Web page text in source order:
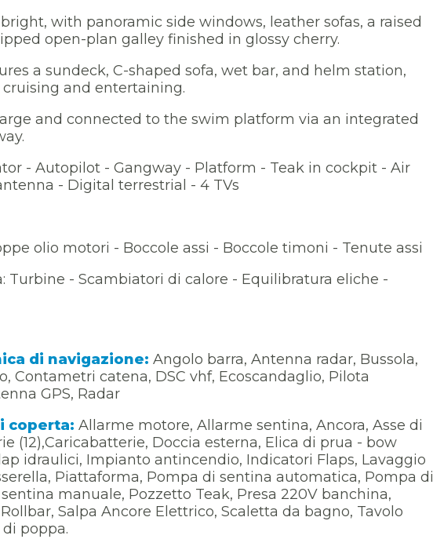
with panoramic side windows, leather sofas, a raised
open-plan galley finished in glossy cherry.
a sundeck, C-shaped sofa, wet bar, and helm station,
and entertaining.
and connected to the swim platform via an integrated
- Autopilot - Gangway - Platform - Teak in cockpit - Air
- Digital terrestrial - 4 TVs
olio motori - Boccole assi - Boccole timoni - Tenute assi
Turbine - Scambiatori di calore - Equilibratura eliche -
di navigazione: Angolo barra, Antenna radar, Bussola,
Contametri catena, DSC vhf, Ecoscandaglio, Pilota
GPS, Radar
coperta: Allarme motore, Allarme sentina, Ancora, Asse di
(12),Caricabatterie, Doccia esterna, Elica di prua - bow
idraulici, Impianto antincendio, Indicatori Flaps, Lavaggio
Piattaforma, Pompa di sentina automatica, Pompa di
manuale, Pozzetto Teak, Presa 220V banchina,
Salpa Ancore Elettrico, Scaletta da bagno, Tavolo
poppa.